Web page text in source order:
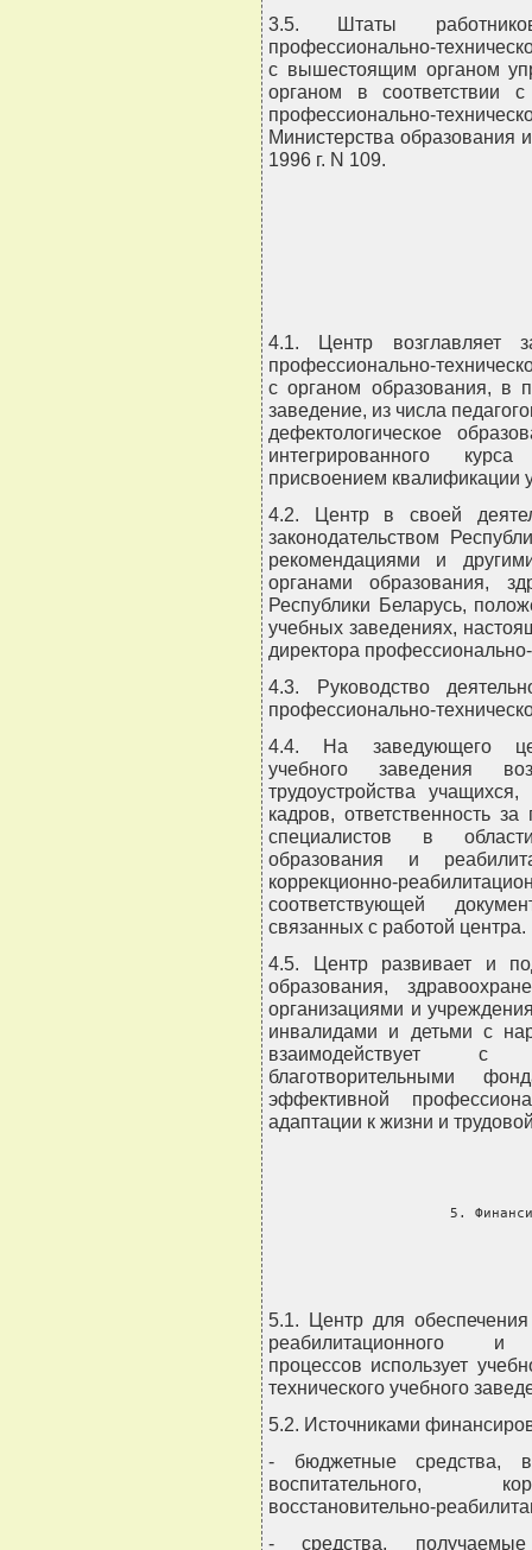
3.5. Штаты
профессионально-
с вышестоящим органом
органом в соответствии
профессионально-
Министерства образования
1996 г. N 109.
4.1. Центр возглавляет
профессионально-
с органом образования, в
заведение, из числа
дефектологическое
интегрированного
присвоением квалификации
4.2. Центр в своей
законодательством
рекомендациями и
органами образования,
Республики Беларусь,
учебных заведениях,
директора
4.3. Руководство
профессионально-
4.4. На заведующего
учебного заведения
трудоустройства
кадров, ответственность
специалистов в
образования и
коррекционно-
соответствующей
связанных с работой центра.
4.5. Центр развивает и
образования,
организациями и
инвалидами и детьми с
взаимодействует с
благотворительными
эффективной
адаптации к жизни и
5.
5.1. Центр для обеспечения
реабилитационного и
процессов использует
технического учебного
5.2. Источниками
- бюджетные средства,
воспитательного,
восстановительно-
- средства,